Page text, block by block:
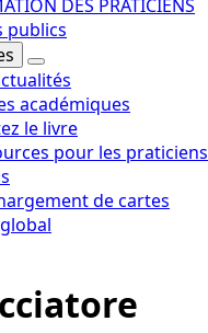
DES PRATICIENS
publics
académiques
le livre
pour les praticiens
de cartes